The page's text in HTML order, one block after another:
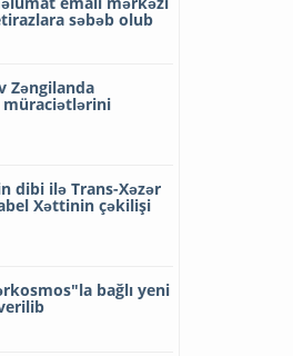
səbəb olub
Zəngilanda
müraciətlərini
dibi ilə Trans-Xəzər
Xəttinin çəkilişi
bağlı yeni